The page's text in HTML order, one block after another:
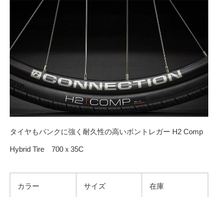
タイヤもパンクに強く耐久性の高いボントレガー H2 Comp
Hybrid Tire 700ｘ35C
カラー サイズ 在庫